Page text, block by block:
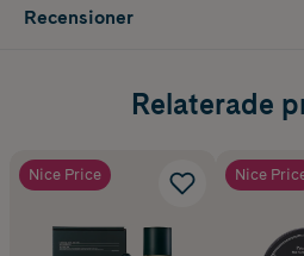
Recensioner
Relaterade
Nice Price Nice